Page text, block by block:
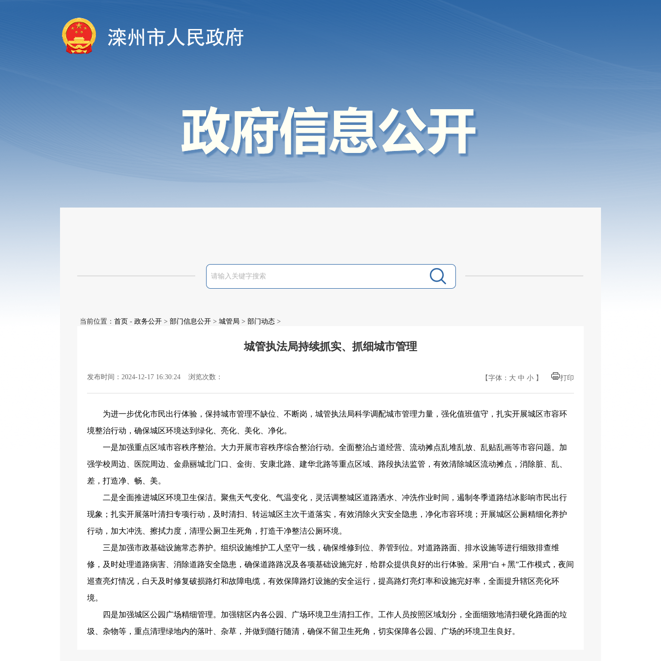
当前位置： 首页 - 政务公开 > 部门信息公开 > 城管局 > 部门动态 >
城管执法局持续抓实、抓细城市管理
发布时间：2024-12-17 16:30:24 浏览次数： 【字体： 大 中 小 】 打印
为进一步优化市民出行体验，保持城市管理不缺位、不断岗，城管执法局科学调配城市管理力量，强化值班值守，扎实开展城区市容环
境整治行动，确保城区环境达到绿化、亮化、美化、净化。
一是加强重点区域市容秩序整治。大力开展市容秩序综合整治行动。全面整治占道经营、流动摊点乱堆乱放、乱贴乱画等市容问题。加
强学校周边、医院周边、金鼎丽城北门口、金街、安康北路、建华北路等重点区域、路段执法监管，有效清除城区流动摊点，消除脏、乱、
差，打造净、畅、美。
二是全面推进城区环境卫生保洁。聚焦天气变化、气温变化，灵活调整城区道路洒水、冲洗作业时间，遏制冬季道路结冰影响市民出行
现象；扎实开展落叶清扫专项行动，及时清扫、转运城区主次干道落实，有效消除火灾安全隐患，净化市容环境；开展城区公厕精细化养护
行动，加大冲洗、擦拭力度，清理公厕卫生死角，打造干净整洁公厕环境。
三是加强市政基础设施常态养护。组织设施维护工人坚守一线，确保维修到位、养管到位。对道路路面、排水设施等进行细致排查维
修，及时处理道路病害、消除道路安全隐患，确保道路路况及各项基础设施完好，给群众提供良好的出行体验。采用“白＋黑”工作模式，夜间
巡查亮灯情况，白天及时修复破损路灯和故障电缆，有效保障路灯设施的安全运行，提高路灯亮灯率和设施完好率，全面提升辖区亮化环
境。
四是加强城区公园广场精细管理。加强辖区内各公园、广场环境卫生清扫工作。工作人员按照区域划分，全面细致地清扫硬化路面的垃
圾、杂物等，重点清理绿地内的落叶、杂草，并做到随行随清，确保不留卫生死角，切实保障各公园、广场的环境卫生良好。